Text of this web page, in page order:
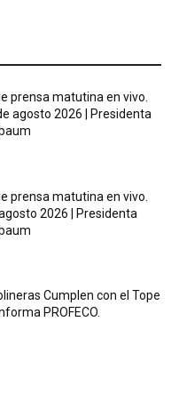
prensa matutina en vivo.
agosto 2026 | Presidenta
prensa matutina en vivo.
2026 | Presidenta
Cumplen con el Tope
PROFECO.